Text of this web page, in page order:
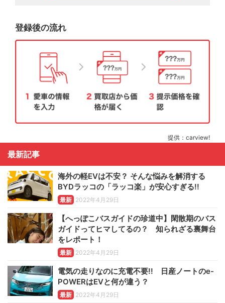
登録後の流れ
提供：carview!
最新記事
海外の軽EVは不安？ そんな悩みを解消する
BYDラッコの「ラッコ楽」が安心すぎる!!
最新 2022年4月29日
【へっぽこバスガイドの珍道中】閑散期のバス
ガイドってヒマしてるの？ 知られざる裏舞台
をレポート！
最新 2022年4月29日
電気の走りなのに充電不要!! 日産ノートのe-
POWERはEVと何が違う？
最新 2022年4月29日